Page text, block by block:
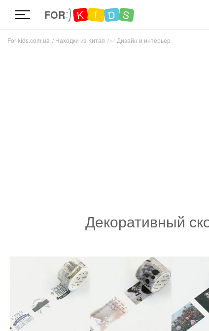
FOR K I D S
For-kids.com.ua Находки из Китая ✅ Дизайн и интерьер
Декоративный